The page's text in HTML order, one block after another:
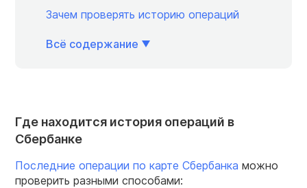
Зачем проверять историю операций
Всё содержание
Где находится история операций в
Сбербанке
Последние операции по карте Сбербанка можно
проверить разными способами: